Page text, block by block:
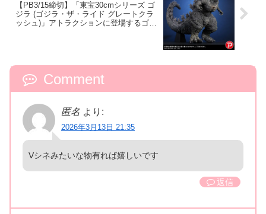
【PB3/15締切】「東宝30cmシリーズ ゴ
ジラ (ゴジラ・ザ・ライド グレートクラ
ッシュ)」アトラクションに登場するゴジ
Comment
匿名 より:
2026年3月13日 21:35
Vシネみたいな物有れば嬉しいです
返信